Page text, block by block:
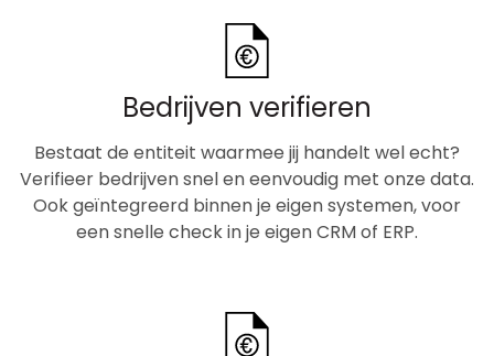
Bedrijven verifieren
Bestaat de entiteit waarmee jij handelt wel echt?
Verifieer bedrijven snel en eenvoudig met onze data.
Ook geïntegreerd binnen je eigen systemen, voor
een snelle check in je eigen CRM of ERP.